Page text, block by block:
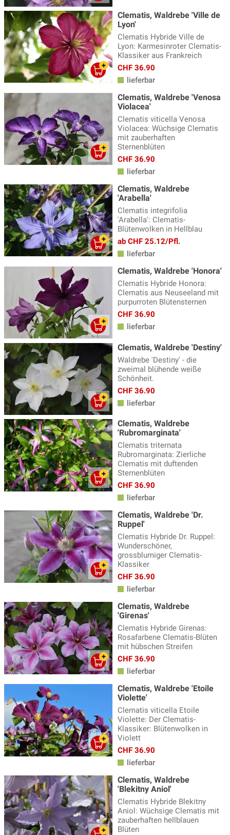
Clematis, Waldrebe 'Ville de
Lyon'
Clematis Hybride Ville de
Lyon: Karmesinroter Clematis-
Klassiker aus Frankreich
CHF 36.90
lieferbar
Clematis, Waldrebe 'Venosa
Violacea'
Clematis viticella Venosa
Violacea: Wüchsige Clematis
mit zauberhaften
Sternenblüten
CHF 36.90
lieferbar
Clematis, Waldrebe
'Arabella'
Clematis integrifolia
'Arabella': Clematis-
Blütenwolken in Hellblau
ab CHF 25.12/Pfl.
lieferbar
Clematis, Waldrebe 'Honora'
Clematis Hybride Honora:
Clematis aus Neuseeland mit
purpurroten Blütensternen
CHF 36.90
lieferbar
Clematis, Waldrebe 'Destiny'
Waldrebe 'Destiny' - die
zweimal blühende weiße
Schönheit.
CHF 36.90
lieferbar
Clematis, Waldrebe
'Rubromarginata'
Clematis triternata
Rubromarginata: Zierliche
Clematis mit duftenden
Sternenblüten
CHF 36.90
lieferbar
Clematis, Waldrebe 'Dr.
Ruppel'
Clematis Hybride Dr. Ruppel:
Wunderschöner,
grossblumiger Clematis-
Klassiker
CHF 36.90
lieferbar
Clematis, Waldrebe
'Girenas'
Clematis Hybride Girenas:
Rosafarbene Clematis-Blüten
mit hübschen Streifen
CHF 36.90
lieferbar
Clematis, Waldrebe 'Etoile
Violette'
Clematis viticella Etoile
Violette: Der Clematis-
Klassiker: Blütenwolken in
Violett
CHF 36.90
lieferbar
Clematis, Waldrebe
'Blekitny Aniol'
Clematis Hybride Blekitny
Aniol: Wüchsige Clematis mit
zauberhaften hellblauen
Blüten